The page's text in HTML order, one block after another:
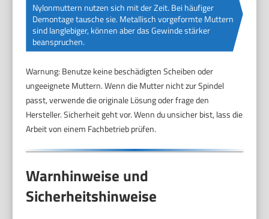
Nylonmuttern nutzen sich mit der Zeit. Bei häufiger
Demontage tausche sie. Metallisch vorgeformte Muttern
sind langlebiger, können aber das Gewinde stärker
beanspruchen.
Warnung: Benutze keine beschädigten Scheiben oder
ungeeignete Muttern. Wenn die Mutter nicht zur Spindel
passt, verwende die originale Lösung oder frage den
Hersteller. Sicherheit geht vor. Wenn du unsicher bist, lass die
Arbeit von einem Fachbetrieb prüfen.
Warnhinweise und
Sicherheitshinweise